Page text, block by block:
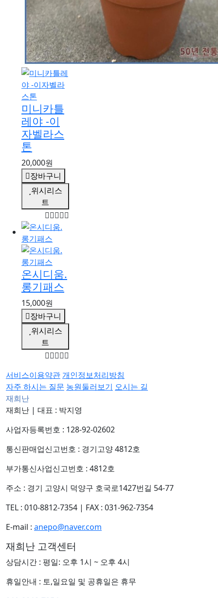
미니카틀
레야 -이
자벨라스
톤
20,000원
장바구니
위시리스
트
온시디움.
롱기패스
15,000원
장바구니
위시리스
트
서비스이용약관 개인정보처리방침
자주 하시는 질문 농원둘러보기 오시는 길
재희난
재희난 | 대표 : 박지영
사업자등록번호 : 128-92-02602
통신판매업신고번호 : 경기고양 4812호
부가통신사업신고번호 : 4812호
주소 : 경기 고양시 덕양구 호국로1427번길 54-77
TEL : 010-8812-7354 | FAX : 031-962-7354
E-mail : anepo@naver.com
재희난 고객센터
상담시간 : 평일: 오후 1시 ~ 오후 4시
휴일안내 : 토,일요일 및 공휴일은 휴무